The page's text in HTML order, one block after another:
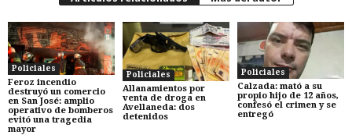
Policiales
Feroz incendio
destruyó un comercio
en San José: amplio
operativo de bomberos
evitó una tragedia
mayor
Policiales
Allanamientos por
venta de droga en
Avellaneda: dos
detenidos
Policiales
Calzada: mató a su
propio hijo de 12 años,
confesó el crimen y se
entregó